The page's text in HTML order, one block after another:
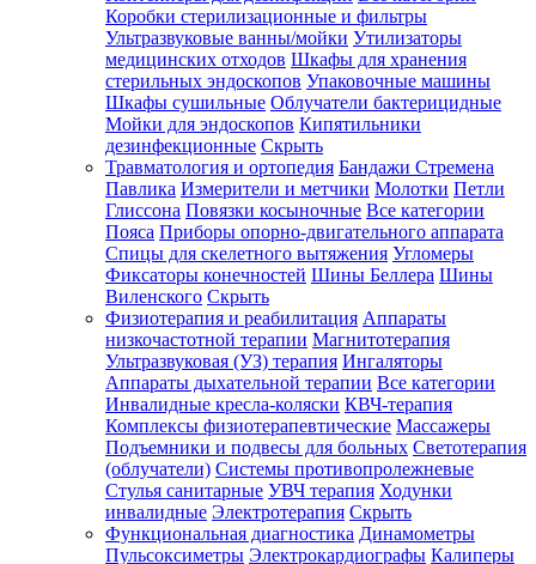
Коробки стерилизационные и фильтры
Ультразвуковые ванны/мойки Утилизаторы
медицинских отходов Шкафы для хранения
стерильных эндоскопов Упаковочные машины
Шкафы сушильные Облучатели бактерицидные
Мойки для эндоскопов Кипятильники
дезинфекционные Скрыть
Травматология и ортопедия Бандажи Стремена
Павлика Измерители и метчики Молотки Петли
Глиссона Повязки косыночные Все категории
Пояса Приборы опорно-двигательного аппарата
Спицы для скелетного вытяжения Угломеры
Фиксаторы конечностей Шины Беллера Шины
Виленского Скрыть
Физиотерапия и реабилитация Аппараты
низкочастотной терапии Магнитотерапия
Ультразвуковая (УЗ) терапия Ингаляторы
Аппараты дыхательной терапии Все категории
Инвалидные кресла-коляски КВЧ-терапия
Комплексы физиотерапевтические Массажеры
Подъемники и подвесы для больных Светотерапия
(облучатели) Системы противопролежневые
Стулья санитарные УВЧ терапия Ходунки
инвалидные Электротерапия Скрыть
Функциональная диагностика Динамометры
Пульсоксиметры Электрокардиографы Калиперы